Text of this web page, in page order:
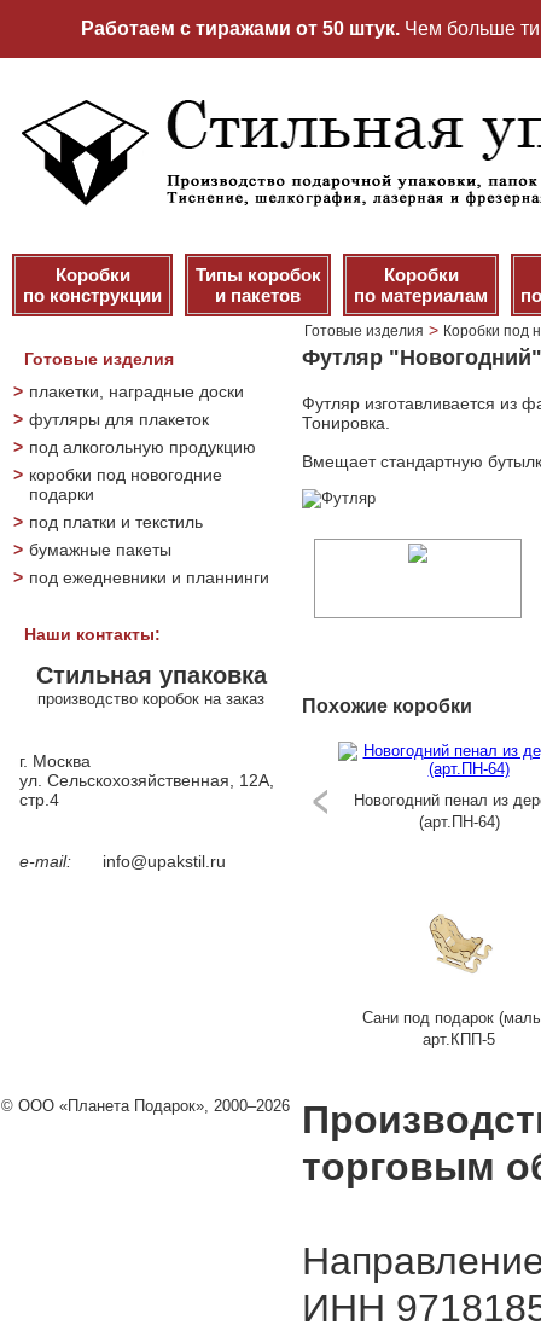
Работаем с тиражами от 50 штук. Чем больше
Коробки
по конструкции
Типы коробок
и пакетов
Коробки
по материалам
Готовые изделия > Коробки под
Готовые изделия
> плакетки, наградные доски
> футляры для плакеток
> под алкогольную продукцию
> коробки под новогодние
подарки
> под платки и текстиль
> бумажные пакеты
> под ежедневники и планнинги
Наши контакты:
Стильная упаковка
производство коробок на заказ
г. Москва
ул. Сельскохозяйственная, 12А,
стр.4
e-mail: info@upakstil.ru
Футляр "Новогодний"
Футляр изготавливается из
Тонировка.
Вмещает стандартную
Похожие коробки
Новогодний пенал из
(арт.ПН-64)
Сани под подарок
арт.КПП-5
© ООО «Планета Подарок», 2000–2026
торговым
ИНН